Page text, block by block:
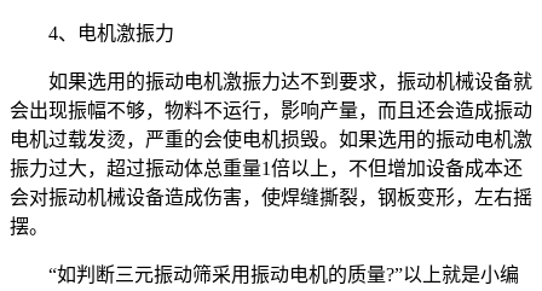
4、电机激振力
如果选用的振动电机激振力达不到要求，振动机械设备就
会出现振幅不够，物料不运行，影响产量，而且还会造成振动
电机过载发烫，严重的会使电机损毁。如果选用的振动电机激
振力过大，超过振动体总重量1倍以上，不但增加设备成本还
会对振动机械设备造成伤害，使焊缝撕裂，钢板变形，左右摇
摆。
“如判断三元振动筛采用振动电机的质量?”以上就是小编